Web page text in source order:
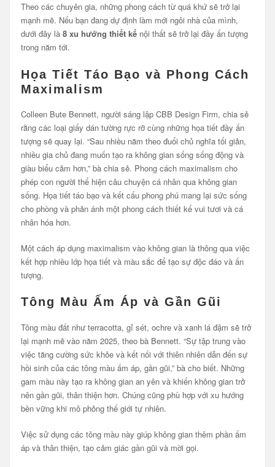
Theo các chuyên gia, những phong cách từ quá khứ sẽ trở lại
mạnh mẽ. Nếu bạn đang dự định làm mới ngôi nhà của mình,
dưới đây là 8 xu hướng thiết kếnội thất sẽ trở lại đầy ấn tượng
trong năm tới.
Họa Tiết Táo Bạo và Phong Cách
Maximalism
Colleen Bute Bennett, người sáng lập CBB Design Firm, chia sẻ
rằng các loại giấy dán tường rực rỡ cùng những họa tiết đầy ấn
tượng sẽ quay lại. “Sau nhiều năm theo đuổi chủ nghĩa tối giản,
nhiều gia chủ đang muốn tạo ra không gian sống sống động và
giàu biểu cảm hơn,” bà chia sẻ. Phong cách maximalism cho
phép con người thể hiện câu chuyện cá nhân qua không gian
sống. Họa tiết táo bạo và kết cấu phong phú mang lại sức sống
cho phòng và phản ánh một phong cách thiết kế vui tươi và cá
nhân hóa hơn.
Một cách áp dụng maximalism vào không gian là thông qua việc
kết hợp nhiều lớp họa tiết và màu sắc để tạo sự độc đáo và ấn
tượng.
Tông Màu Ấm Áp và Gần Gũi
Tông màu đất như terracotta, gỉ sét, ochre và xanh lá đậm sẽ trở
lại mạnh mẽ vào năm 2025, theo bà Bennett. “Sự tập trung vào
việc tăng cường sức khỏe và kết nối với thiên nhiên dẫn đến sự
hồi sinh của các tông màu ấm áp, gần gũi,” bà cho biết. Những
gam màu này tạo ra không gian an yên và khiến không gian trở
nên gần gũi, thân thiện hơn. Chúng cũng phù hợp với xu hướng
bền vững khi mô phỏng thế giới tự nhiên.
Việc sử dụng các tông màu này giúp không gian thêm phần ấm
áp và thân thiện, tạo cảm giác gần gũi và mời gọi.